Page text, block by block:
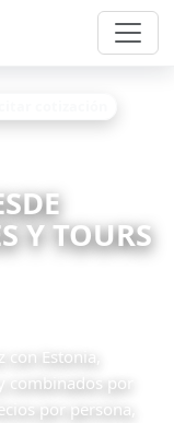
Y TOURS
con Estonia,
combinados por
por persona,